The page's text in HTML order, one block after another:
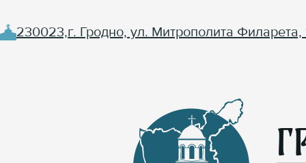
230023,г. Гродно, ул. Митрополита Филарета,